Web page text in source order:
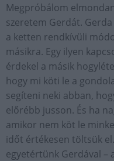
Megpróbálom
szeretem Gerdát.
a ketten rendkívüli
másikra. Egy ilyen
érdekel a másik
hogy mi köti le a
segíteni neki abban,
előrébb jusson. És ha
amikor nem köt le
időt értékesen töltsük
egyetértünk Gerdával –